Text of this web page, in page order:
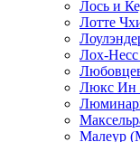
Лось и
Лотте
Лох-Несс
Люкс Ин
Малеур